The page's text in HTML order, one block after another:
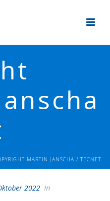
MARTIN JANSCHA / TECNET
2022 In